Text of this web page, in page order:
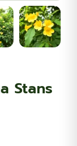
Stans